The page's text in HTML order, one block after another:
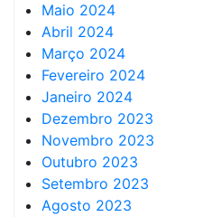
Maio 2024
Abril 2024
Março 2024
Fevereiro 2024
Janeiro 2024
Dezembro 2023
Novembro 2023
Outubro 2023
Setembro 2023
Agosto 2023